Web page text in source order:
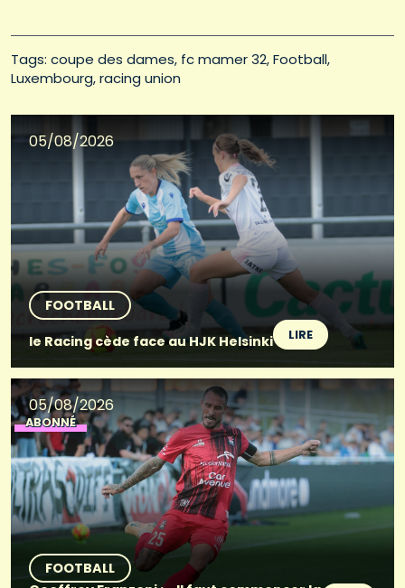
Tags: coupe des dames fc mamer 32 Football
Luxembourg racing union
05/08/2026
FOOTBALL
le Racing cède face au HJK Helsinki
LIRE
05/08/2026
ABONNÉ
FOOTBALL